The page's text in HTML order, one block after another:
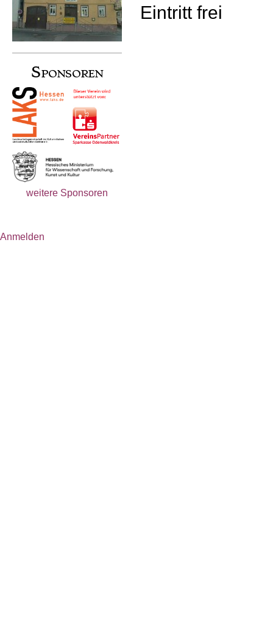
Eintritt frei
Sponsoren
weitere Sponsoren
Anmelden